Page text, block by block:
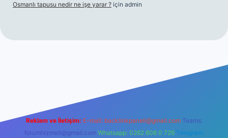
Osmanlı tapusu nedir ne işe yarar ? için admin
Reklam ve İletişim: E-mail: backlinkpaneli@gmail.com Teams:
forumhizmeti@gmail.com Whatsapp: 0262 606 0 726 Telegram: